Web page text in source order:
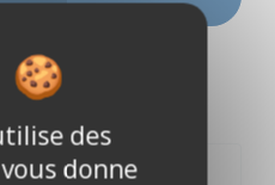
ou
des
donne